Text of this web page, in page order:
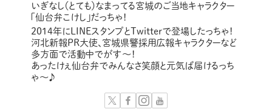
いぎなし（とても）なまってる宮城のご当地キャラクター
「仙台弁こけし」だっちゃ！
2014年にLINEスタンプとTwitterで登場したっちゃ！
河北新報PR大使、宮城県警採用広報キャラクターなど
多方面で活動中でがす〜！
あったけぇ仙台弁でみんなさ笑顔と元気ば届けるっち
ゃ～♪